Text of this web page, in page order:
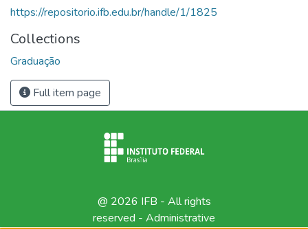
https://repositorio.ifb.edu.br/handle/1/1825
Collections
Graduação
Full item page
@ 2026 IFB - All rights
reserved - Administrative